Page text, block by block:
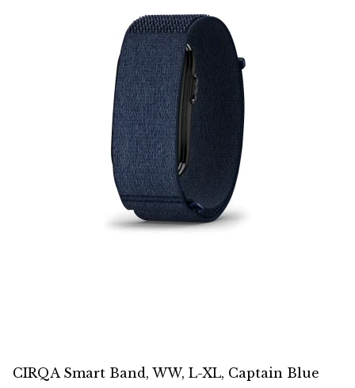
CIRQA Smart Band, WW, L-XL, Captain Blue